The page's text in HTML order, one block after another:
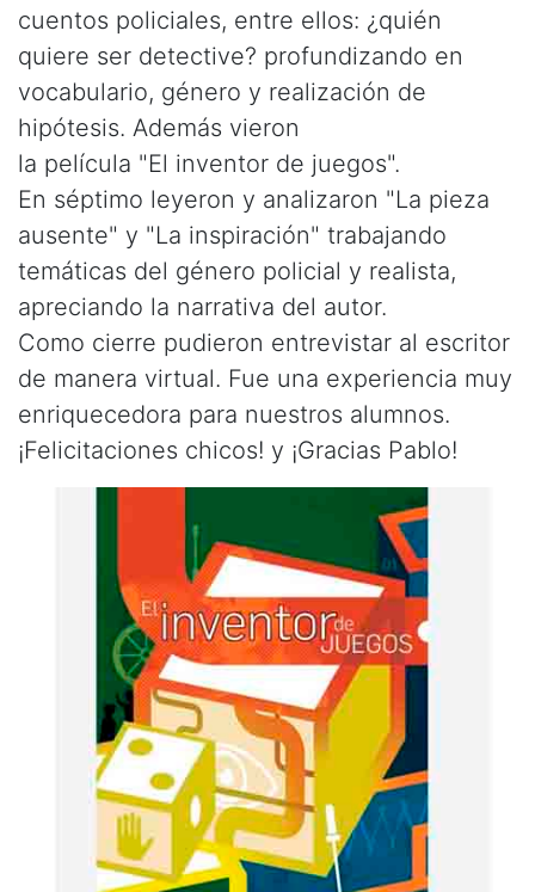
cuentos policiales, entre ellos: ¿quién
quiere ser detective? profundizando en
vocabulario, género y realización de
hipótesis. Además vieron
la película "El inventor de juegos".
En séptimo leyeron y analizaron "La pieza
ausente" y "La inspiración" trabajando
temáticas del género policial y realista,
apreciando la narrativa del autor.
Como cierre pudieron entrevistar al escritor
de manera virtual. Fue una experiencia muy
enriquecedora para nuestros alumnos.
¡Felicitaciones chicos! y ¡Gracias Pablo!